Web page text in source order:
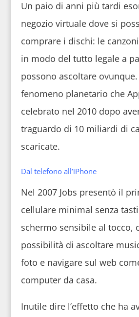
Un paio di anni più tardi
negozio virtuale dove si
comprare i dischi: le canzoni
in modo del tutto legale a
possono ascoltare
fenomeno planetario che
celebrato nel 2010 dopo
traguardo di 10 miliardi di
scaricate.
Dal telefono all’iPhone
Nel 2007 Jobs presentò il
cellulare minimal senza
schermo sensibile al tocco,
possibilità di ascoltare
foto e navigare sul web
computer da casa.
Inutile dire l’effetto che ha